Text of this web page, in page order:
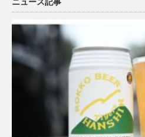
ニュース記事